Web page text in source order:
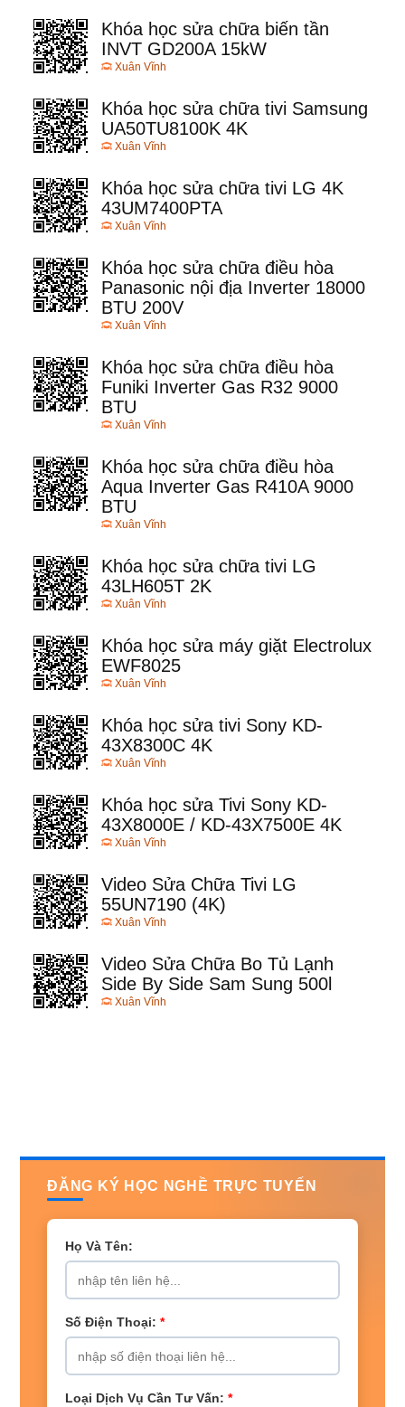
Khóa học sửa chữa biến tần
INVT GD200A 15kW
Xuân Vĩnh
Khóa học sửa chữa tivi Samsung
UA50TU8100K 4K
Xuân Vĩnh
Khóa học sửa chữa tivi LG 4K
43UM7400PTA
Xuân Vĩnh
Khóa học sửa chữa điều hòa
Panasonic nội địa Inverter 18000
BTU 200V
Xuân Vĩnh
Khóa học sửa chữa điều hòa
Funiki Inverter Gas R32 9000
BTU
Xuân Vĩnh
Khóa học sửa chữa điều hòa
Aqua Inverter Gas R410A 9000
BTU
Xuân Vĩnh
Khóa học sửa chữa tivi LG
43LH605T 2K
Xuân Vĩnh
Khóa học sửa máy giặt Electrolux
EWF8025
Xuân Vĩnh
Khóa học sửa tivi Sony KD-
43X8300C 4K
Xuân Vĩnh
Khóa học sửa Tivi Sony KD-
43X8000E / KD-43X7500E 4K
Xuân Vĩnh
Video Sửa Chữa Tivi LG
55UN7190 (4K)
Xuân Vĩnh
Video Sửa Chữa Bo Tủ Lạnh
Side By Side Sam Sung 500l
Xuân Vĩnh
ĐĂNG KÝ HỌC NGHỀ TRỰC TUYẾN
Họ Và Tên:
Số Điện Thoại: *
Loại Dịch Vụ Cần Tư Vấn: *